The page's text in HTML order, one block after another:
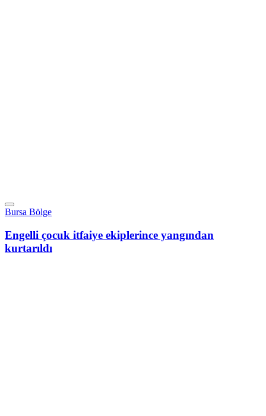
Bursa Bölge
Engelli çocuk itfaiye ekiplerince yangından
kurtarıldı